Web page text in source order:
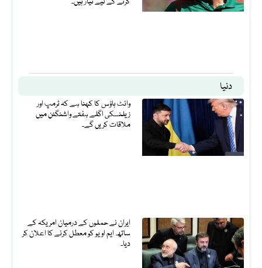
دنیا
وائٹ ہاؤس کا کہنا ہے کہ ٹرمپ اور
زیلنسکی اگلے ہفتے واشنگٹن میں
ملاقات کریں گے۔
ایران نے حملوں کے درمیان امریکہ کے
ساتھ ایم او یو کو معطل کرنے کا اعلان کر
دیا۔